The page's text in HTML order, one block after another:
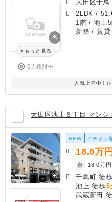
もっと見る
6人検討中
大田区千鳥
2LDK /
1階 / 地上
新築 / 賃貸
人気上昇中！
大田区池上８丁目 マンシ
NEW イチオシ
18.0万円
敷
18.0万円
千鳥町 徒歩
池上 徒歩6
武蔵新田